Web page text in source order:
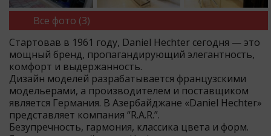
Все фото (3)
Стартовав в 1961 году, Daniel Hechter сегодня — это
мощный бренд, пропагандирующий элегантность,
комфорт и выдержанность.
Дизайн моделей разрабатывается французскими
модельерами, а производителем и поставщиком
является Германия. В Азербайджане «Daniel Hechter»
представляет компания “R.A.R.”.
Безупречность, гармония, классика цвета и форм.